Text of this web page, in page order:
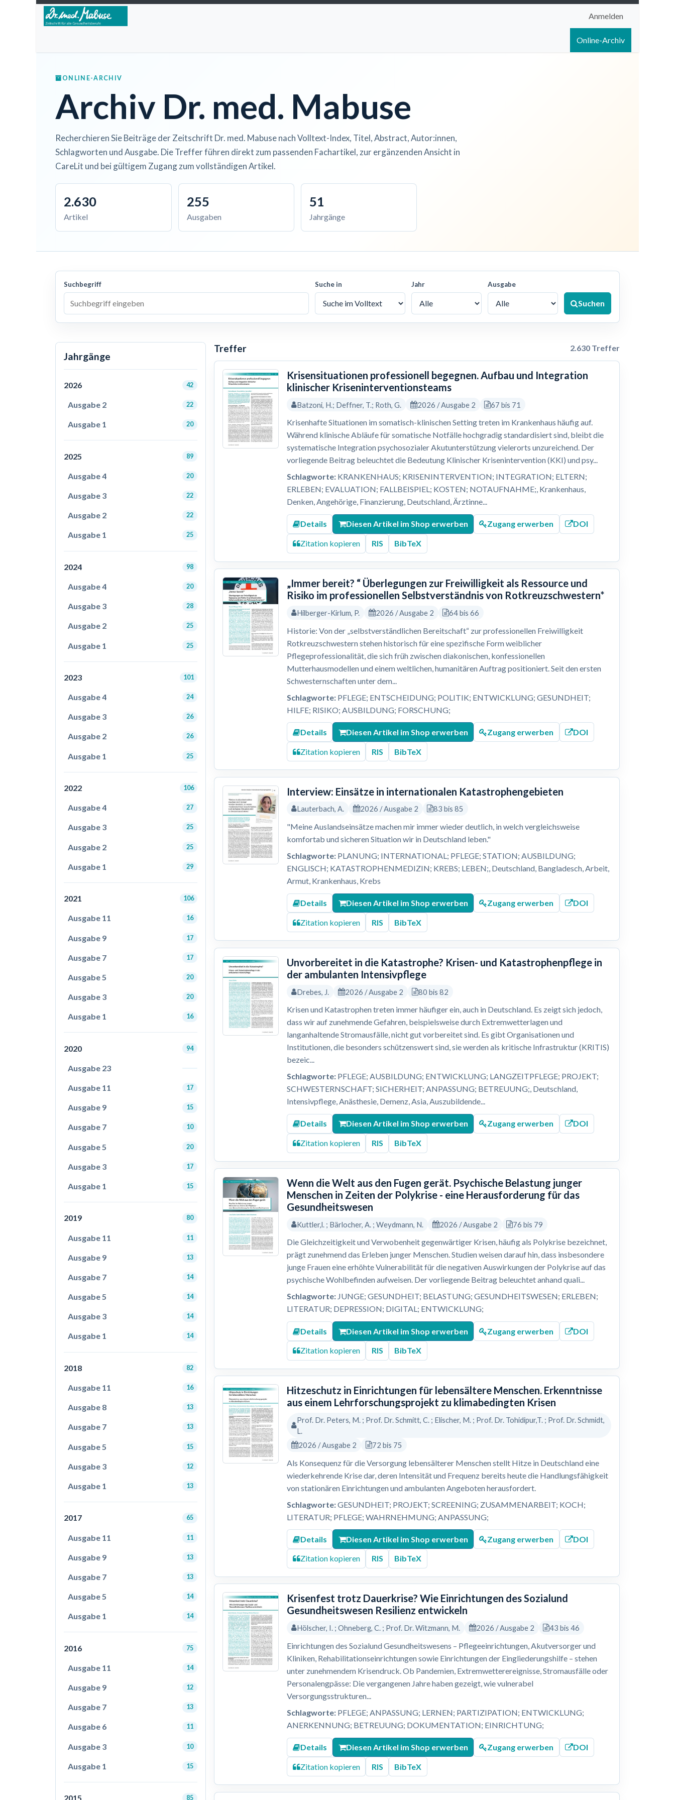
Zum Inhalt springen
Anmelden
Online-Archiv
ONLINE-ARCHIV
Archiv Dr. med. Mabuse
Recherchieren Sie Beiträge der Zeitschrift Dr. med. Mabuse nach Volltext-Index, Titel, Abstract, Autor:innen,
Schlagworten und Ausgabe. Die Treffer führen direkt zum passenden Fachartikel, zur ergänzenden Ansicht in
CareLit und bei gültigem Zugang zum vollständigen Artikel.
2.630
Artikel
255
Ausgaben
51
Jahrgänge
Suchbegriff Suche in Jahr Ausgabe
Suchen
Jahrgänge
2026 42
Ausgabe 2 22
Ausgabe 1 20
2025 89
Ausgabe 4 20
Ausgabe 3 22
Ausgabe 2 22
Ausgabe 1 25
2024 98
Ausgabe 4 20
Ausgabe 3 28
Ausgabe 2 25
Ausgabe 1 25
2023 101
Ausgabe 4 24
Ausgabe 3 26
Ausgabe 2 26
Ausgabe 1 25
2022 106
Ausgabe 4 27
Ausgabe 3 25
Ausgabe 2 25
Ausgabe 1 29
2021 106
Ausgabe 11 16
Ausgabe 9 17
Ausgabe 7 17
Ausgabe 5 20
Ausgabe 3 20
Ausgabe 1 16
2020 94
Ausgabe 23
Ausgabe 11 17
Ausgabe 9 15
Ausgabe 7 10
Ausgabe 5 20
Ausgabe 3 17
Ausgabe 1 15
2019 80
Ausgabe 11 11
Ausgabe 9 13
Ausgabe 7 14
Ausgabe 5 14
Ausgabe 3 14
Ausgabe 1 14
2018 82
Ausgabe 11 16
Ausgabe 8 13
Ausgabe 7 13
Ausgabe 5 15
Ausgabe 3 12
Ausgabe 1 13
2017 65
Ausgabe 11 11
Ausgabe 9 13
Ausgabe 7 13
Ausgabe 5 14
Ausgabe 1 14
2016 75
Ausgabe 11 14
Ausgabe 9 12
Ausgabe 7 13
Ausgabe 6 11
Ausgabe 3 10
Ausgabe 1 15
2015 85
Treffer 2.630 Treffer
Krisensituationen professionell begegnen. Aufbau und Integration
klinischer Kriseninterventionsteams
Batzoni, H.; Deffner, T.; Roth, G. 2026 / Ausgabe 2 67 bis 71
Krisenhafte Situationen im somatisch-klinischen Setting treten im Krankenhaus häufig auf.
Während klinische Abläufe für somatische Notfälle hochgradig standardisiert sind, bleibt die
systematische Integration psychosozialer Akutunterstützung vielerorts unzureichend. Der
vorliegende Beitrag beleuchtet die Bedeutung Klinischer Krisenintervention (KKI) und psy...
Schlagworte: KRANKENHAUS; KRISENINTERVENTION; INTEGRATION; ELTERN;
ERLEBEN; EVALUATION; FALLBEISPIEL; KOSTEN; NOTAUFNAHME;, Krankenhaus,
Denken, Angehörige, Finanzierung, Deutschland, Ärztinne...
Details Diesen Artikel im Shop erwerben Zugang erwerben DOI
Zitation kopieren RIS BibTeX
„Immer bereit? “ Überlegungen zur Freiwilligkeit als Ressource und
Risiko im professionellen Selbstverständnis von Rotkreuzschwestern*
Hilberger-Kirlum, P. 2026 / Ausgabe 2 64 bis 66
Historie: Von der „selbstverständlichen Bereitschaft“ zur professionellen Freiwilligkeit
Rotkreuzschwestern stehen historisch für eine spezifische Form weiblicher
Pflegeprofessionalität, die sich früh zwischen diakonischen, konfessionellen
Mutterhausmodellen und einem weltlichen, humanitären Auftrag positioniert. Seit den ersten
Schwesternschaften unter dem...
Schlagworte: PFLEGE; ENTSCHEIDUNG; POLITIK; ENTWICKLUNG; GESUNDHEIT;
HILFE; RISIKO; AUSBILDUNG; FORSCHUNG;
Details Diesen Artikel im Shop erwerben Zugang erwerben DOI
Zitation kopieren RIS BibTeX
Interview: Einsätze in internationalen Katastrophengebieten
Lauterbach, A. 2026 / Ausgabe 2 83 bis 85
"Meine Auslandseinsätze machen mir immer wieder deutlich, in welch vergleichsweise
komfortab und sicheren Situation wir in Deutschland leben."
Schlagworte: PLANUNG; INTERNATIONAL; PFLEGE; STATION; AUSBILDUNG;
ENGLISCH; KATASTROPHENMEDIZIN; KREBS; LEBEN;, Deutschland, Bangladesch, Arbeit,
Armut, Krankenhaus, Krebs
Details Diesen Artikel im Shop erwerben Zugang erwerben DOI
Zitation kopieren RIS BibTeX
Unvorbereitet in die Katastrophe? Krisen- und Katastrophenpflege in
der ambulanten Intensivpflege
Drebes, J. 2026 / Ausgabe 2 80 bis 82
Krisen und Katastrophen treten immer häufiger ein, auch in Deutschland. Es zeigt sich jedoch,
dass wir auf zunehmende Gefahren, beispielsweise durch Extremwetterlagen und
langanhaltende Stromausfälle, nicht gut vorbereitet sind. Es gibt Organisationen und
Institutionen, die besonders schützenswert sind, sie werden als kritische Infrastruktur (KRITIS)
bezeic...
Schlagworte: PFLEGE; AUSBILDUNG; ENTWICKLUNG; LANGZEITPFLEGE; PROJEKT;
SCHWESTERNSCHAFT; SICHERHEIT; ANPASSUNG; BETREUUNG;, Deutschland,
Intensivpflege, Anästhesie, Demenz, Asia, Auszubildende...
Details Diesen Artikel im Shop erwerben Zugang erwerben DOI
Zitation kopieren RIS BibTeX
Wenn die Welt aus den Fugen gerät. Psychische Belastung junger
Menschen in Zeiten der Polykrise - eine Herausforderung für das
Gesundheitswesen
Kuttler,l. ; Bärlocher, A. ; Weydmann, N. 2026 / Ausgabe 2 76 bis 79
Die Gleichzeitigkeit und Verwobenheit gegenwärtiger Krisen, häufig als Polykrise bezeichnet,
prägt zunehmend das Erleben junger Menschen. Studien weisen darauf hin, dass insbesondere
junge Frauen eine erhöhte Vulnerabilität für die negativen Auswirkungen der Polykrise auf das
psychische Wohlbefinden aufweisen. Der vorliegende Beitrag beleuchtet anhand quali...
Schlagworte: JUNGE; GESUNDHEIT; BELASTUNG; GESUNDHEITSWESEN; ERLEBEN;
LITERATUR; DEPRESSION; DIGITAL; ENTWICKLUNG;
Details Diesen Artikel im Shop erwerben Zugang erwerben DOI
Zitation kopieren RIS BibTeX
Hitzeschutz in Einrichtungen für lebensältere Menschen. Erkenntnisse
aus einem Lehrforschungsprojekt zu klimabedingten Krisen
Prof. Dr. Peters, M. ; Prof. Dr. Schmitt, C. ; Elischer, M. ; Prof. Dr. Tohidipur,T. ; Prof. Dr. Schmidt,
L.
2026 / Ausgabe 2
72 bis 75
Als Konsequenz für die Versorgung lebensälterer Menschen stellt Hitze in Deutschland eine
wiederkehrende Krise dar, deren Intensität und Frequenz bereits heute die Handlungsfähigkeit
von stationären Einrichtungen und ambulanten Angeboten herausfordert.
Schlagworte:GESUNDHEIT; PROJEKT; SCREENING; ZUSAMMENARBEIT; KOCH;
LITERATUR; PFLEGE; WAHRNEHMUNG; ANPASSUNG;
Details Diesen Artikel im Shop erwerben Zugang erwerben DOI
Zitation kopieren RIS BibTeX
Krisenfest trotz Dauerkrise? Wie Einrichtungen des Sozialund
Gesundheitswesen Resilienz entwickeln
Hölscher, I. ; Ohneberg, C. ; Prof. Dr. Witzmann, M. 2026 / Ausgabe 2 43 bis 46
Einrichtungen des Sozialund Gesundheitswesens – Pflegeeinrichtungen, Akutversorger und
Kliniken, Rehabilitationseinrichtungen sowie Einrichtungen der Eingliederungshilfe – stehen
unter zunehmendem Krisendruck. Ob Pandemien, Extremwetterereignisse, Stromausfälle oder
Personalengpässe: Die vergangenen Jahre haben gezeigt, wie vulnerabel
Versorgungsstrukturen...
Schlagworte: PFLEGE; ANPASSUNG; LERNEN; PARTIZIPATION; ENTWICKLUNG;
ANERKENNUNG; BETREUUNG; DOKUMENTATION; EINRICHTUNG;
Details Diesen Artikel im Shop erwerben Zugang erwerben DOI
Zitation kopieren RIS BibTeX